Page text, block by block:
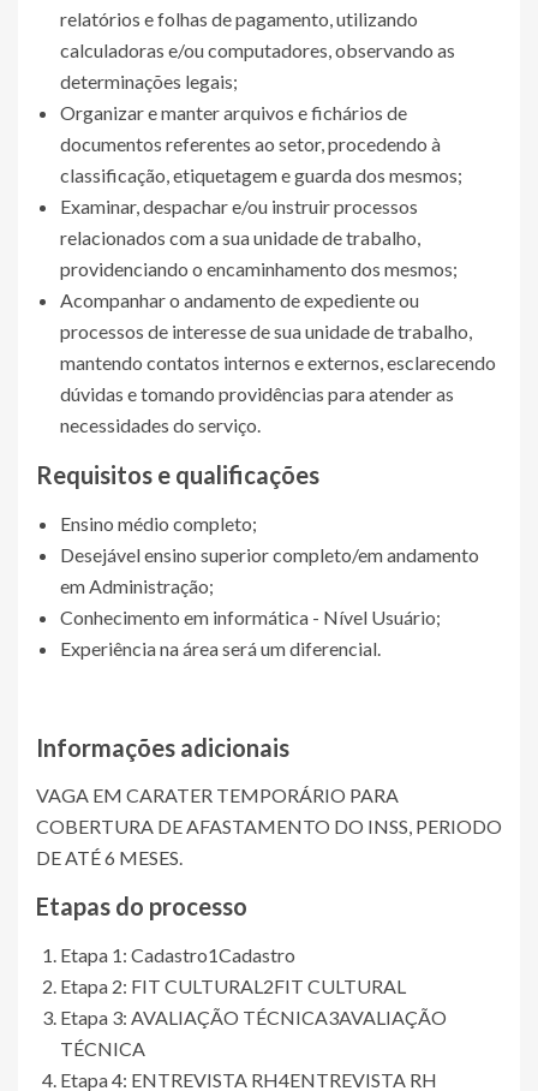
relatórios e folhas de pagamento, utilizando
calculadoras e/ou computadores, observando as
determinações legais;
Organizar e manter arquivos e fichários de
documentos referentes ao setor, procedendo à
classificação, etiquetagem e guarda dos mesmos;
Examinar, despachar e/ou instruir processos
relacionados com a sua unidade de trabalho,
providenciando o encaminhamento dos mesmos;
Acompanhar o andamento de expediente ou
processos de interesse de sua unidade de trabalho,
mantendo contatos internos e externos, esclarecendo
dúvidas e tomando providências para atender as
necessidades do serviço.
Requisitos e qualificações
Ensino médio completo;
Desejável ensino superior completo/em andamento
em Administração;
Conhecimento em informática - Nível Usuário;
Experiência na área será um diferencial.
Informações adicionais
VAGA EM CARATER TEMPORÁRIO PARA
COBERTURA DE AFASTAMENTO DO INSS, PERIODO
DE ATÉ 6 MESES.
Etapas do processo
Etapa 1: Cadastro1Cadastro
Etapa 2: FIT CULTURAL2FIT CULTURAL
Etapa 3: AVALIAÇÃO TÉCNICA3AVALIAÇÃO
TÉCNICA
Etapa 4: ENTREVISTA RH4ENTREVISTA RH